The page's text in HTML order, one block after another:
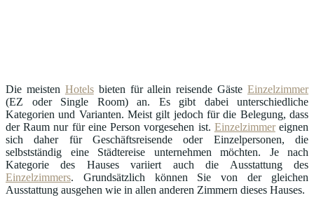
Die meisten Hotelsbieten für allein reisende Gäste Einzelzimmer
(EZ oder Single Room) an. Es gibt dabei unterschiedliche
Kategorien und Varianten. Meist gilt jedoch für die Belegung, dass
der Raum nur für eine Person vorgesehen ist. Einzelzimmereignen
sich daher für Geschäftsreisende oder Einzelpersonen, die
selbstständig eine Städtereise unternehmen möchten. Je nach
Kategorie des Hauses variiert auch die Ausstattung des
Einzelzimmers. Grundsätzlich können Sie von der gleichen
Ausstattung ausgehen wie in allen anderen Zimmern dieses Hauses.